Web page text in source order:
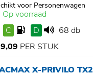
voor Personenwagen
Op voorraad
C
D
68 db
PER STUK
X-PRIVILO TX2